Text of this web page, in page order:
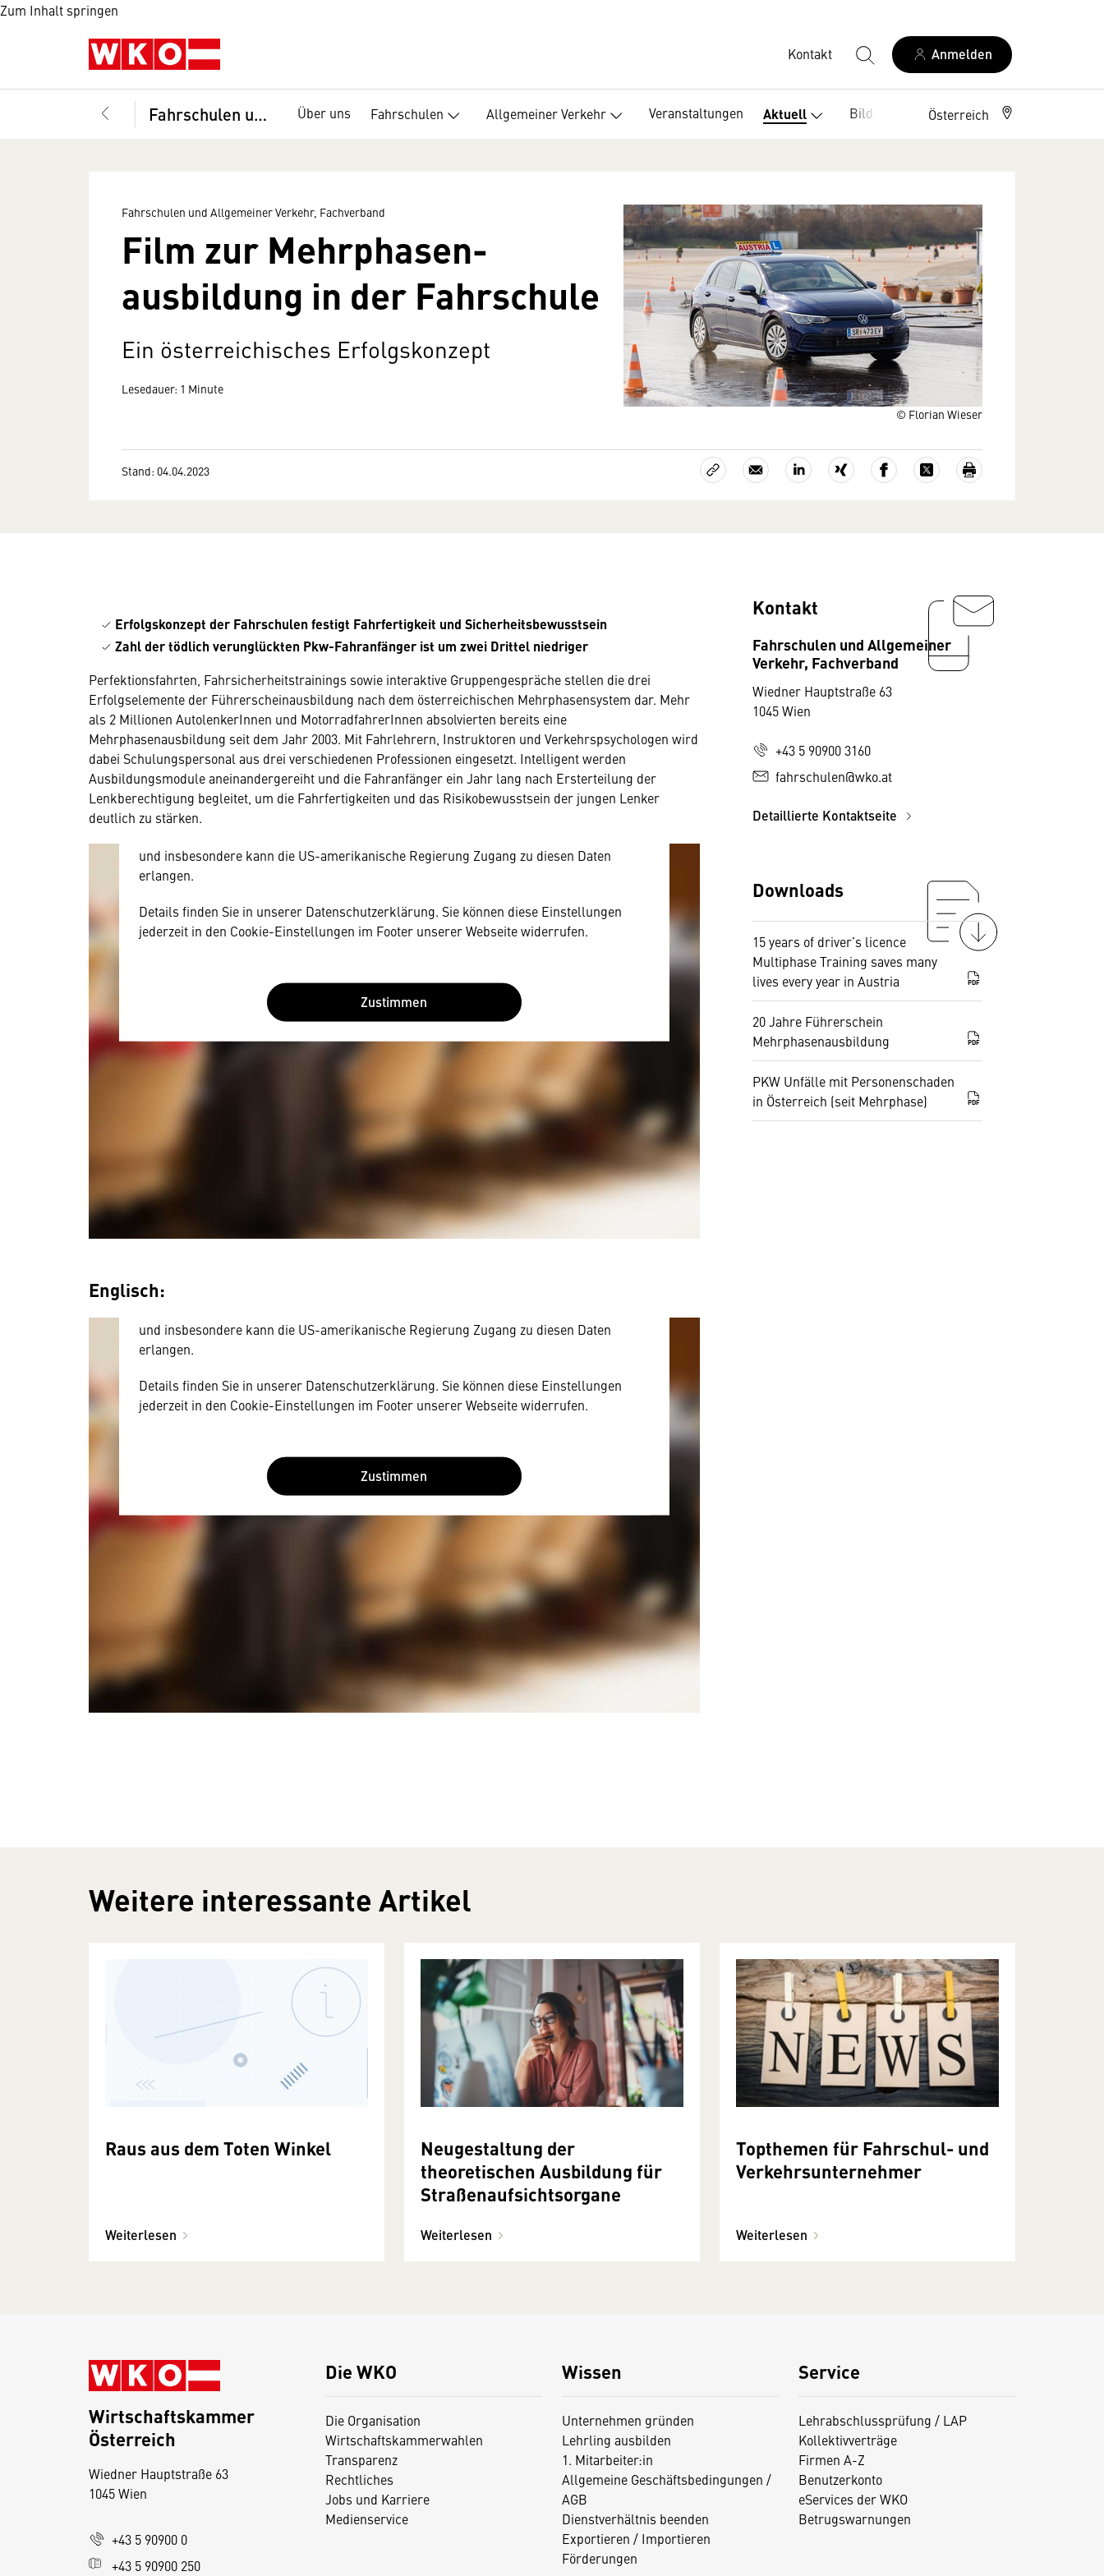
Zum Inhalt springen
Kontakt Anmelden
Fahrschulen und Allgemeiner Verkehr, Fachverband Über uns Fahrschulen Allgemeiner Verkehr Veranstaltungen Aktuell Bildung Service
Österreich
© Florian Wieser
Fahrschulen und Allgemeiner Verkehr, Fachverband
Film zur Mehrphasen­
ausbildung in der Fahrschule
Ein österreichisches Erfolgskonzept
Lesedauer: 1 Minute
Stand: 04.04.2023
Erfolgskonzept der Fahrschulen festigt Fahrfertigkeit und Sicherheitsbewusstsein
Zahl der tödlich verunglückten Pkw-Fahranfänger ist um zwei Drittel niedriger
Perfektionsfahrten, Fahrsicherheitstrainings sowie interaktive Gruppengespräche stellen die drei
Erfolgselemente der Führerscheinausbildung nach dem österreichischen Mehrphasensystem dar. Mehr
als 2 Millionen AutolenkerInnen und MotorradfahrerInnen absolvierten bereits eine
Mehrphasenausbildung seit dem Jahr 2003. Mit Fahrlehrern, Instruktoren und Verkehrspsychologen wird
dabei Schulungspersonal aus drei verschiedenen Professionen eingesetzt. Intelligent werden
Ausbildungsmodule aneinandergereiht und die Fahranfänger ein Jahr lang nach Ersterteilung der
Lenkberechtigung begleitet, um die Fahrfertigkeiten und das Risikobewusstsein der jungen Lenker
deutlich zu stärken.
Wir benötigen Ihre Zustimmung
Hier würden wir Ihnen gerne einen externen Inhalt anzeigen. Dafür benötigen wir
allerdings Ihre Zustimmung, da Ihr Browser personenbezogene technische Daten zu
Geräten und Nutzerverhalten mitunter mit US-amerikanischen Anbietern austauscht.
und insbesondere kann die US-amerikanische Regierung Zugang zu diesen Daten
erlangen.
Details finden Sie in unserer Datenschutzerklärung. Sie können diese Einstellungen
jederzeit in den Cookie-Einstellungen im Footer unserer Webseite widerrufen.
Zustimmen
Englisch:
Wir benötigen Ihre Zustimmung
Geräten und Nutzerverhalten mitunter mit US-amerikanischen Anbietern austauscht.
und insbesondere kann die US-amerikanische Regierung Zugang zu diesen Daten
erlangen.
Details finden Sie in unserer Datenschutzerklärung. Sie können diese Einstellungen
jederzeit in den Cookie-Einstellungen im Footer unserer Webseite widerrufen.
Zustimmen
Kontakt
Fahrschulen und Allgemeiner
Verkehr, Fachverband
Wiedner Hauptstraße 63
1045 Wien
+43 5 90900 3160
fahrschulen@wko.at
Detaillierte Kontaktseite
Downloads
15 years of driver’s licence
Multiphase Training saves many
lives every year in Austria
PDF
20 Jahre Führerschein
Mehrphasenausbildung
PDF
PKW Unfälle mit Personenschaden
in Österreich (seit Mehrphase)
PDF
Weitere interessante Artikel
Raus aus dem Toten Winkel
Weiterlesen
Neugestaltung der
theoretischen Ausbildung für
Straßenaufsichtsorgane
Weiterlesen
Topthemen für Fahrschul- und
Verkehrsunternehmer
Weiterlesen
Die WKO
Die Organisation
Wirtschaftskammerwahlen
Transparenz
Rechtliches
Jobs und Karriere
Medienservice
Wissen
Unternehmen gründen
Lehrling ausbilden
1. Mitarbeiter:in
Allgemeine Geschäftsbedingungen /
AGB
Dienstverhältnis beenden
Exportieren / Importieren
Förderungen
Service
Lehrabschlussprüfung / LAP
Kollektivverträge
Firmen A-Z
Benutzerkonto
eServices der WKO
Betrugswarnungen
Wirtschaftskammer
Österreich
Wiedner Hauptstraße 63
1045 Wien
+43 5 90900 0
+43 5 90900 250